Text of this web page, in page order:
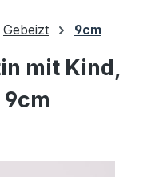
Gebeizt 9cm
mit Kind,